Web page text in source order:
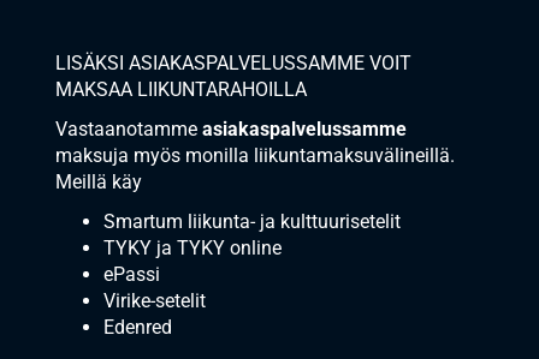
LISÄKSI ASIAKASPALVELUSSAMME VOIT
MAKSAA LIIKUNTARAHOILLA
Vastaanotamme asiakaspalvelussamme
maksuja myös monilla liikuntamaksuvälineillä.
Meillä käy
Smartum liikunta- ja kulttuurisetelit
TYKY ja TYKY online
ePassi
Virike-setelit
Edenred